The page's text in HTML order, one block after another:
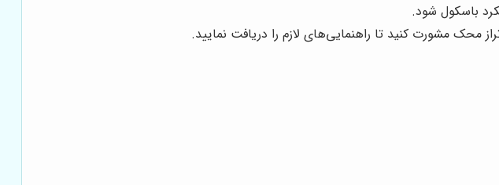
باسکول شود.
محک مشورت کنید تا راهنمایی‌های لازم را دریافت نمایید.